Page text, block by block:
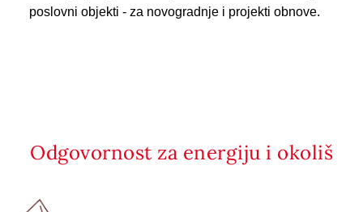
poslovni objekti - za novogradnje i projekti obnove.
Odgovornost za energiju i okoliš